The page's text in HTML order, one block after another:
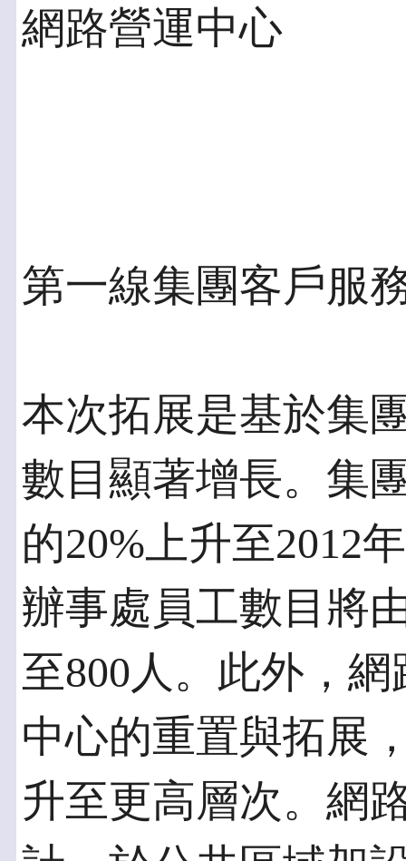
網路營運中心
第一線集團客戶服
本次拓展是基於集
數目顯著增長。集
的20%上升至2012
辦事處員工數目將
至800人。此外，
中心的重置與拓展
升至更高層次。網